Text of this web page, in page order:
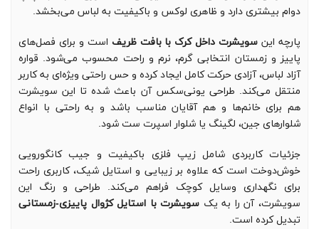
دوام بیشتری دارد و ظاهری لوکس و باکیفیت به لباس می‌بخشد.
پارچه این سویشرت داخل کرک با بافت ظریف است و برای فصل‌های
پاییز و زمستان انتخابی گرم، نرم و راحت محسوب می‌شود. قواره
آزاد لباس، آزادی حرکت کامل ایجاد کرده و حس راحتی ویژه‌ای به کاربر
منتقل می‌کند. طراحی یونی‌سکس آن باعث شده تا این سویشرت
هم برای خانم‌ها و هم آقایان مناسب باشد و به راحتی با انواع
شلوارهای جین، لگینگ یا شلوار اسپرت ست شود.
جزئیات کاربردی شامل زیپ فلزی باکیفیت و جیب کانگورویی
خوش‌دوخت است که علاوه بر زیبایی و استایل شیک، کاربری راحت
برای نگهداری وسایل کوچک فراهم می‌کند. طراحی و رنگ این
سویشرت، آن را به یک سویشرت با استایل کژوال پاییزی-زمستانی
تبدیل کرده است.